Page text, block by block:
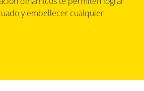
y embellecer cualquier